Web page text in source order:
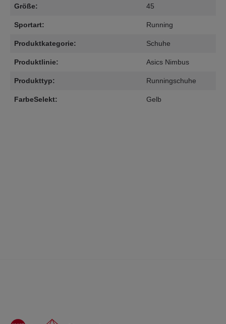
Größe: 45
Sportart: Running
Produktkategorie: Schuhe
Produktlinie: Asics Nimbus
Produkttyp: Runningschuhe
FarbeSelekt: Gelb